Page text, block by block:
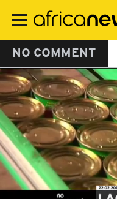
contenu
NO COMMENT